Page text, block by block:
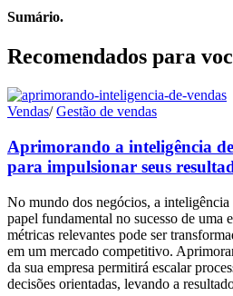
Sumário.
Recomendados para
Vendas/Gestão de vendas
Aprimorando a inteligência
para impulsionar seus
No mundo dos negócios, a inteligência
papel fundamental no sucesso de uma
métricas relevantes pode ser
em um mercado competitivo.
da sua empresa permitirá escalar
decisões orientadas, levando a